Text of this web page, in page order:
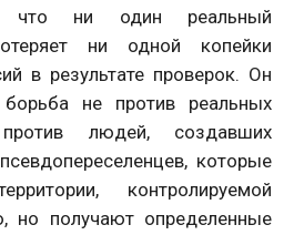
что ни один реальный
ни одной копейки
в результате проверок. Он
не против реальных
людей, создавших
которые
контролируемой
но получают определенные